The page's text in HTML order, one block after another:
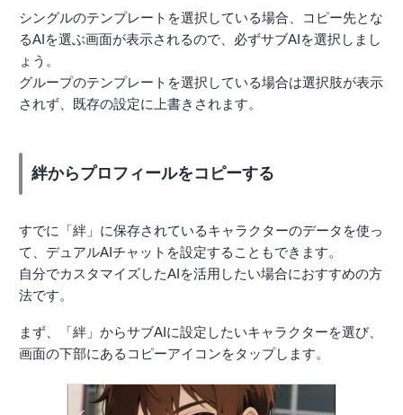
シングルのテンプレートを選択している場合、コピー先とな
るAIを選ぶ画面が表示されるので、必ずサブAIを選択しまし
ょう。
グループのテンプレートを選択している場合は選択肢が表示
されず、既存の設定に上書きされます。
絆からプロフィールをコピーする
すでに「絆」に保存されているキャラクターのデータを使っ
て、デュアルAIチャットを設定することもできます。
自分でカスタマイズしたAIを活用したい場合におすすめの方
法です。
まず、「絆」からサブAIに設定したいキャラクターを選び、
画面の下部にあるコピーアイコンをタップします。